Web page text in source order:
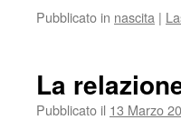
Pubblicato in nascita |
La
Pubblicato il 13 Marzo